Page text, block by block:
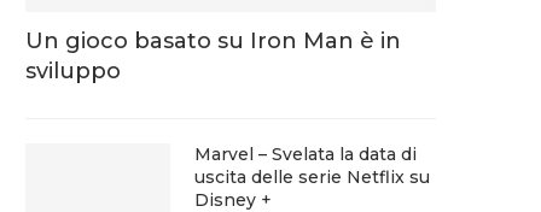
Un gioco basato su Iron Man è in
sviluppo
Marvel – Svelata la data di
uscita delle serie Netflix su
Disney +